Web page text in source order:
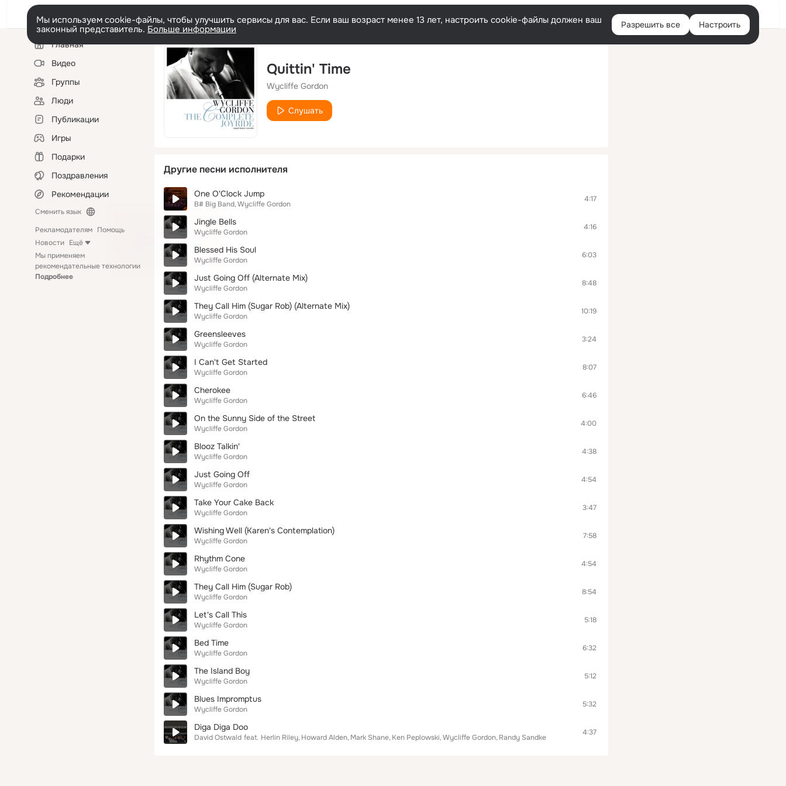
Войти
Мы используем cookie-файлы, чтобы улучшить сервисы для вас. Если ваш возраст менее 13 лет, настроить cookie-файлы должен ваш
законный представитель. Больше информации Разрешить все Настроить
Левая
колонкаГлавная
Видео
Группы
Люди
Публикации
Игры
Подарки
Поздравления
Рекомендации
Сменить язык
Рекламодателям Помощь
Новости Ещё
Мы применяем
рекомендательные технологии
Подробнее
Quittin' Time
Wycliffe Gordon
Слушать
Другие песни исполнителя
One O'Clock Jump
B# Big Band Wycliffe Gordon
4:17
Jingle Bells
Wycliffe Gordon
4:16
Blessed His Soul
Wycliffe Gordon
6:03
Just Going Off (Alternate Mix)
Wycliffe Gordon
8:48
They Call Him (Sugar Rob) (Alternate Mix)
Wycliffe Gordon
10:19
Greensleeves
Wycliffe Gordon
3:24
I Can't Get Started
Wycliffe Gordon
8:07
Cherokee
Wycliffe Gordon
6:46
On the Sunny Side of the Street
Wycliffe Gordon
4:00
Blooz Talkin'
Wycliffe Gordon
4:38
Just Going Off
Wycliffe Gordon
4:54
Take Your Cake Back
Wycliffe Gordon
3:47
Wishing Well (Karen's Contemplation)
Wycliffe Gordon
7:58
Rhythm Cone
Wycliffe Gordon
4:54
They Call Him (Sugar Rob)
Wycliffe Gordon
8:54
Let's Call This
Wycliffe Gordon
5:18
Bed Time
Wycliffe Gordon
6:32
The Island Boy
Wycliffe Gordon
5:12
Blues Impromptus
Wycliffe Gordon
5:32
Diga Diga Doo
David Ostwald feat. Herlin Riley Howard Alden Mark Shane Ken Peplowski Wycliffe Gordon Randy Sandke
4:37